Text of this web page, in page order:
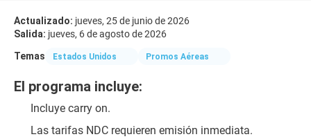
Actualizado: jueves, 25 de junio de 2026
Salida: jueves, 6 de agosto de 2026
Temas
Estados Unidos Promos Aéreas
El programa incluye:
Incluye carry on.
Las tarifas NDC requieren emisión inmediata.